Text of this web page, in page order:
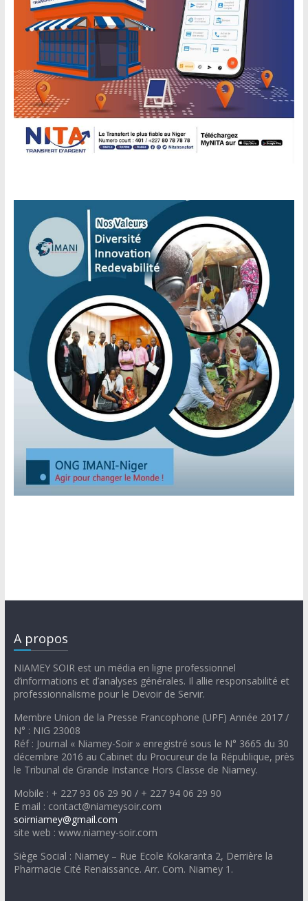
A propos
NIAMEY SOIR est un média en ligne professionnel
d’informations et d’analyses générales. Il allie responsabilité et
professionnalisme pour le Devoir de Servir.
Membre Union de la Presse Francophone (UPF) Année 2017 /
N° : NIG 23008
Réf : Journal « Niamey-Soir » enregistré sous le N° 3665 du 30
décembre 2016 au Cabinet du Procureur de la République, près
le Tribunal de Grande Instance Hors Classe de Niamey.
Mobile : + 227 93 06 29 90 / + 227 94 06 29 90
E mail : contact@niameysoir.com
soirniamey@gmail.com
site web : www.niamey-soir.com
Siège Social : Niamey – Rue Ecole Kokaranta 2, Derrière la
Pharmacie Cité Renaissance. Arr. Com. Niamey 1.